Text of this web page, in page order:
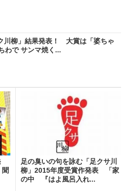
川柳」結果発表！ 大賞は「婆ちゃ
わで サンマ焼く...
足の臭いの句を詠む「足クサ川
柳」2015年度受賞作発表 「家
の中 『はよ風呂入れ...